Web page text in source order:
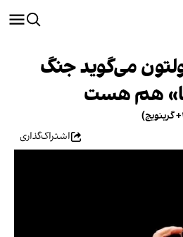
می‌گوید جنگ
هم هست
اشتراک‌گذاری